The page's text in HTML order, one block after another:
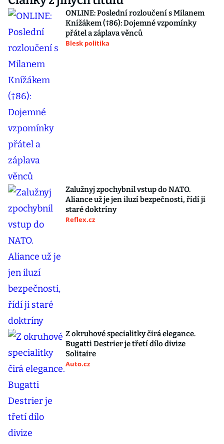
ONLINE: Poslední rozloučení s Milanem
Knížákem (†86): Dojemné vzpomínky
přátel a záplava věnců
Blesk politika
Zalužnyj zpochybnil vstup do NATO.
Aliance už je jen iluzí bezpečnosti, řídí ji
staré doktríny
Reflex.cz
Z okruhové specialitky čirá elegance.
Bugatti Destrier je třetí dílo divize
Solitaire
Auto.cz